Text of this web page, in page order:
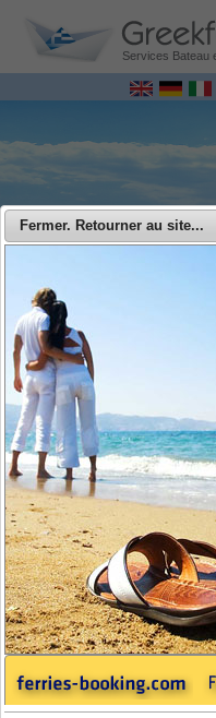
Services Bateau
MENU
Endeavor Ferries -
Endeavor
Logement à Bord
Fermer. Retourner au site...